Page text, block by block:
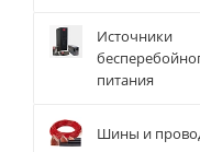
Источники
питания
Шины и